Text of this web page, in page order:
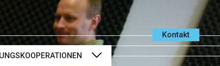
Kontakt